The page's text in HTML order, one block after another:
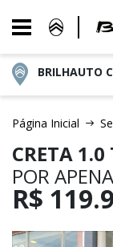
BRILHAUTO
Página Inicial
CRETA
POR
R$